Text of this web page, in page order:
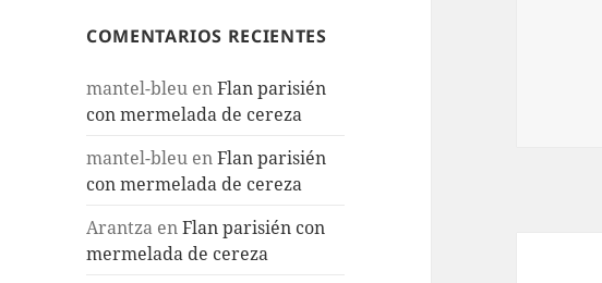
COMENTARIOS RECIENTES
mantel-bleu enFlan parisién
con mermelada de cereza
mantel-bleu enFlan parisién
con mermelada de cereza
Arantza enFlan parisién con
mermelada de cereza